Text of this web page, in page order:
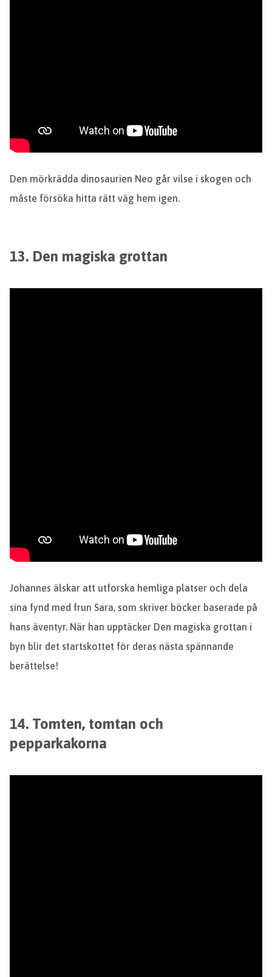
Den mörkrädda dinosaurien Neo går vilse i skogen och
måste försöka hitta rätt väg hem igen.
13. Den magiska grottan
Johannes älskar att utforska hemliga platser och dela
sina fynd med frun Sara, som skriver böcker baserade på
hans äventyr. När han upptäcker Den magiska grottan i
byn blir det startskottet för deras nästa spännande
berättelse!
14. Tomten, tomtan och
pepparkakorna